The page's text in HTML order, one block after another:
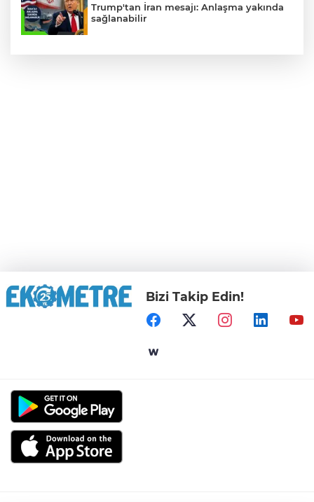
Trump'tan İran mesajı: Anlaşma yakında
sağlanabilir
Bizi Takip Edin!